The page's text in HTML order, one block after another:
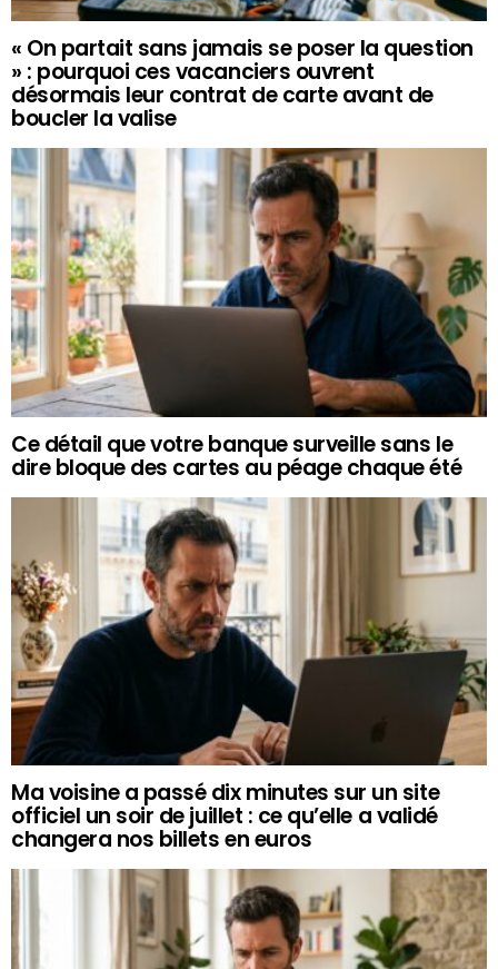
« On partait sans jamais se poser la question
» : pourquoi ces vacanciers ouvrent
désormais leur contrat de carte avant de
boucler la valise
Ce détail que votre banque surveille sans le
dire bloque des cartes au péage chaque été
Ma voisine a passé dix minutes sur un site
officiel un soir de juillet : ce qu’elle a validé
changera nos billets en euros